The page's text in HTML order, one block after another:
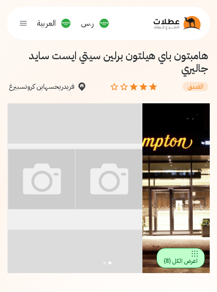
ر.س العربية
هامبتون باي هيلتون برلين سيتي ايست سايد
جاليري
الفندق فريدريخسهاين كروتسبيرغ
اعرض الكل (
8
)